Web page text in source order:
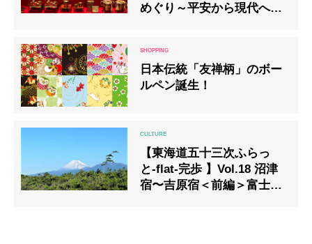
めぐり～平安から現代へ受
日本伝統「友禅柄」のボー
ルペン誕生！
【東海道五十三次ふらっ
と-flat-完歩 】Vol.18 沼津
宿〜吉原宿＜前編＞富士の